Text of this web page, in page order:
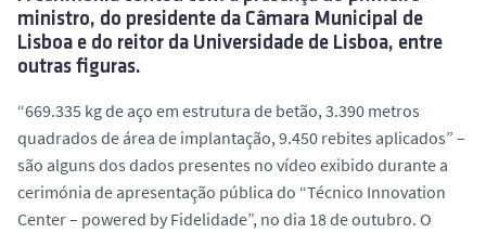
ministro, do presidente da Câmara Municipal de
Lisboa e do reitor da Universidade de Lisboa, entre
outras figuras.
“669.335 kg de aço em estrutura de betão, 3.390 metros
quadrados de área de implantação, 9.450 rebites aplicados” –
são alguns dos dados presentes no vídeo exibido durante a
cerimónia de apresentação pública do “Técnico Innovation
Center – powered by Fidelidade”, no dia 18 de outubro. O